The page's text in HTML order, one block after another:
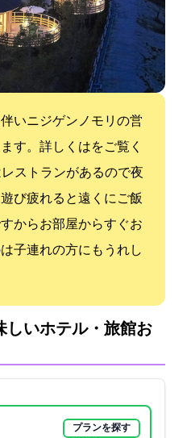
いニジゲンノモリの営
。詳しくはHPをご覧く
ストランがあるので夜
び疲れると遠くにご飯
からお部屋からすぐお
子連れの方にもうれし
いホテル・旅館:お
プランを探す